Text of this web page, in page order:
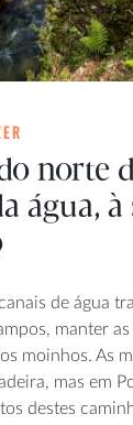
norte
água,
de água
manter
moinhos. As
mas em
destes